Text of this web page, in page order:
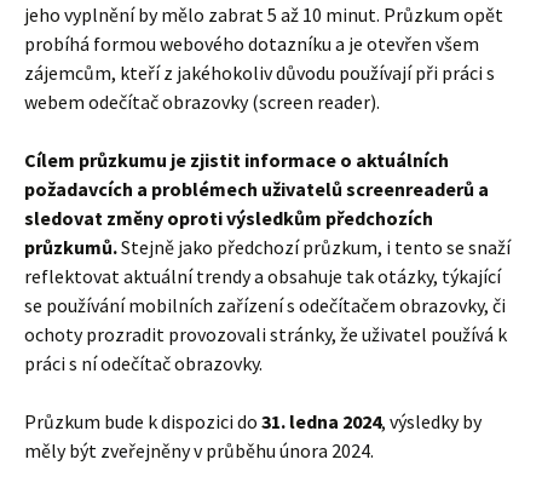
jeho vyplnění by mělo zabrat 5 až 10 minut. Průzkum opět
probíhá formou webového dotazníku a je otevřen všem
zájemcům, kteří z jakéhokoliv důvodu používají při práci s
webem odečítač obrazovky (screen reader).
Cílem průzkumu je zjistit informace o aktuálních
požadavcích a problémech uživatelů screenreaderů a
sledovat změny oproti výsledkům předchozích
průzkumů.Stejně jako předchozí průzkum, i tento se snaží
reflektovat aktuální trendy a obsahuje tak otázky, týkající
se používání mobilních zařízení s odečítačem obrazovky, či
ochoty prozradit provozovali stránky, že uživatel používá k
práci s ní odečítač obrazovky.
Průzkum bude k dispozici do 31. ledna 2024, výsledky by
měly být zveřejněny v průběhu února 2024.